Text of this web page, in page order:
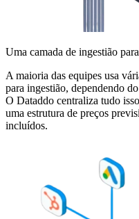
Uma camada de ingestião
A maioria das equipes usa
para ingestião, dependendo
O Dataddo centraliza tudo
uma estrutura de preços
incluídos.